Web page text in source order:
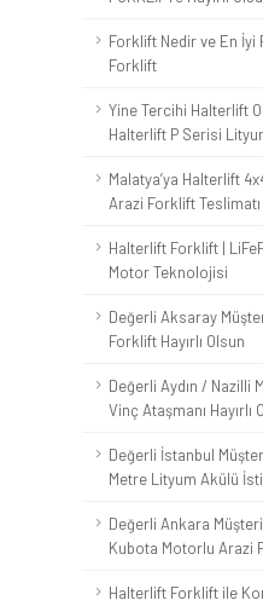
Forklift Nedir ve En
Forklift
Yine Tercihi Halterlift
Halterlift P Serisi
Malatya’ya Halterlift
Arazi Forklift Teslimatı
Halterlift Forklift |
Motor Teknolojisi
Değerli Aksaray
Forklift Hayırlı Olsun
Değerli Aydın / Nazilli
Vinç Ataşmanı Hayırlı
Değerli İstanbul
Metre Lityum Akülü
Değerli Ankara
Kubota Motorlu Arazi
Halterlift Forklift ile